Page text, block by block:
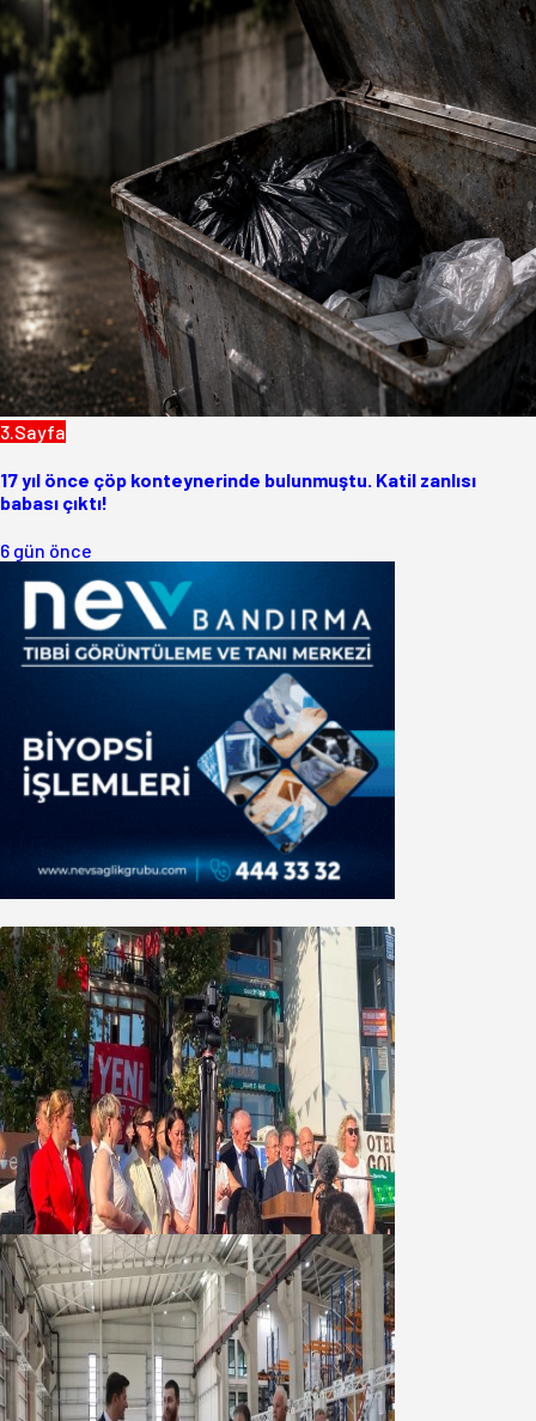
3.Sayfa
17 yıl önce çöp konteynerinde bulunmuştu. Katil zanlısı
babası çıktı!
6 gün önce
Yeni Parti Bandırma Teşkilatı kuruldu
06 Ağustos 2026